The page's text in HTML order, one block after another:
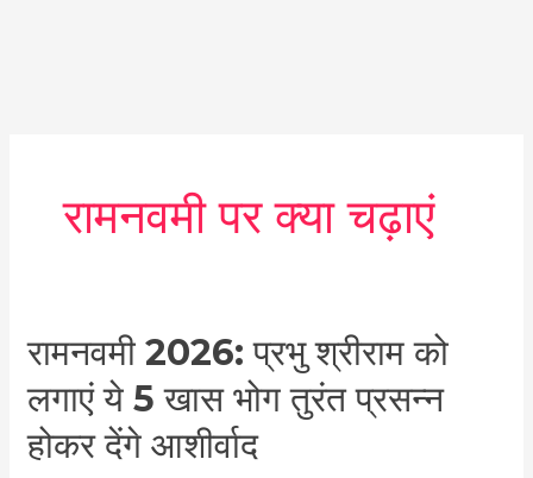
रामनवमी पर क्या चढ़ाएं
रामनवमी 2026: प्रभु श्रीराम को
लगाएं ये 5 खास भोग तुरंत प्रसन्न
होकर देंगे आशीर्वाद
रामनवमी
2026:
प्रभु
श्रीराम
को